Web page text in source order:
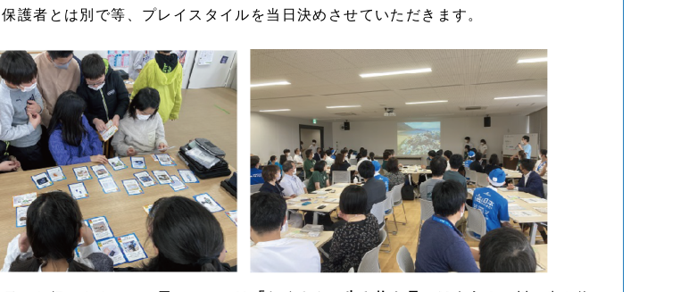
者とは別で等、プレイスタイルを当日決めさせていただきます。